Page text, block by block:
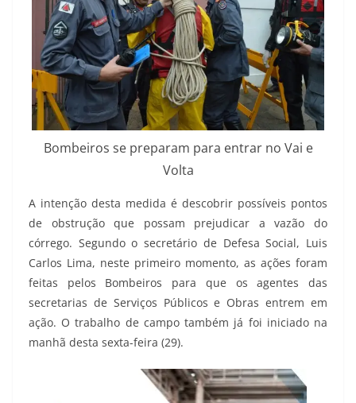
Bombeiros se preparam para entrar no Vai e
Volta
A intenção desta medida é descobrir possíveis pontos
de obstrução que possam prejudicar a vazão do
córrego. Segundo o secretário de Defesa Social, Luis
Carlos Lima, neste primeiro momento, as ações foram
feitas pelos Bombeiros para que os agentes das
secretarias de Serviços Públicos e Obras entrem em
ação. O trabalho de campo também já foi iniciado na
manhã desta sexta-feira (29).